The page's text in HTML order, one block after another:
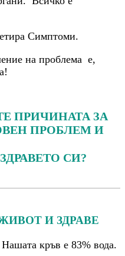
Симптоми.
на проблема e,
ПРИЧИНАТА ЗА
ПРОБЛЕМ И
СИ?
И ЗДРАВЕ
кръв е 83% вода.